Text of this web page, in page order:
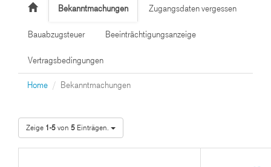
Bekanntmachungen Zugangsdaten vergessen
Bauabzugsteuer Beeinträchtigungsanzeige
Vertragsbedingungen
Home Bekanntmachungen
Zeige 1-5von 5 Einträgen.